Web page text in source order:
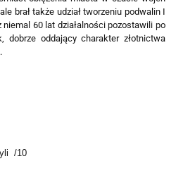
brał także udział two­rze­niu podwa­lin I
60 lat dzia­łal­no­ści pozo­sta­wili po
odda­jący cha­rak­ter złot­nic­twa
/10